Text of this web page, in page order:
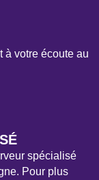
à votre écoute au
spécialisé
Pour plus